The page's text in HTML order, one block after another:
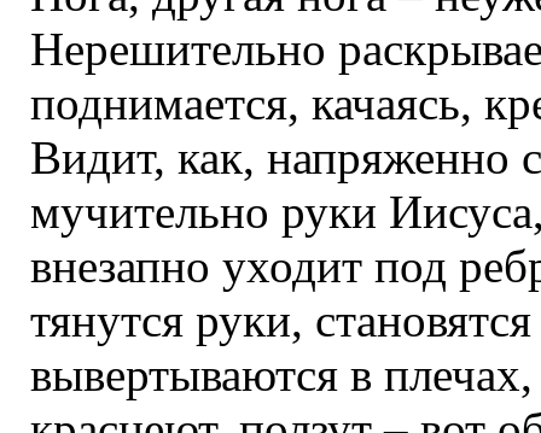
Нерешительно
поднимается, качаясь,
Видит, как, напряженно
мучительно руки
внезапно уходит под
тянутся руки,
вывертываются в